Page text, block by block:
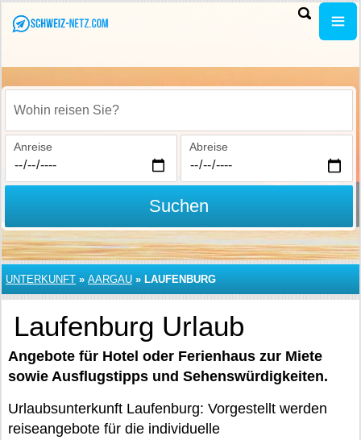
Wohin reisen Sie?
Anreise Abreise
Suchen
UNTERKUNFT » AARGAU » LAUFENBURG
Laufenburg Urlaub
Angebote für Hotel oder Ferienhaus zur Miete
sowie Ausflugstipps und Sehenswürdigkeiten.
Urlaubsunterkunft Laufenburg: Vorgestellt werden
reiseangebote für die individuelle